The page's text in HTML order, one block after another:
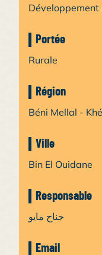
Développement
Portée
Rurale
Région
Béni Mellal -
Ville
Bin El Ouidane
Responsable
جناح مايو
Email